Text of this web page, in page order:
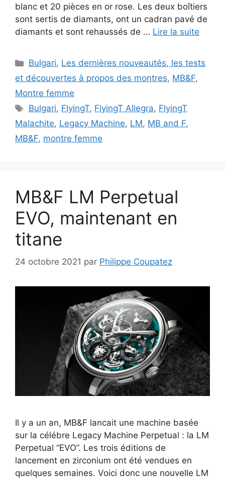
blanc et 20 pièces en or rose. Les deux boîtiers
sont sertis de diamants, ont un cadran pavé de
diamants et sont rehaussés de … Lire la suite
Catégories
Bulgari, Les dernières nouveautés, les tests
et découvertes à propos des montres, MB&F,
Montre femme
Étiquettes
Bulgari, FlyingT, FlyingT Allegra, FlyingT
Malachite, Legacy Machine, LM, MB and F,
MB&F, montre femme
MB&F LM Perpetual
EVO, maintenant en
titane
24 octobre 2021 par Philippe Coupatez
Il y a un an, MB&F lancait une machine basée
sur la célébre Legacy Machine Perpetual : la LM
Perpetual “EVO”. Les trois éditions de
lancement en zirconium ont été vendues en
quelques semaines. Voici donc une nouvelle LM